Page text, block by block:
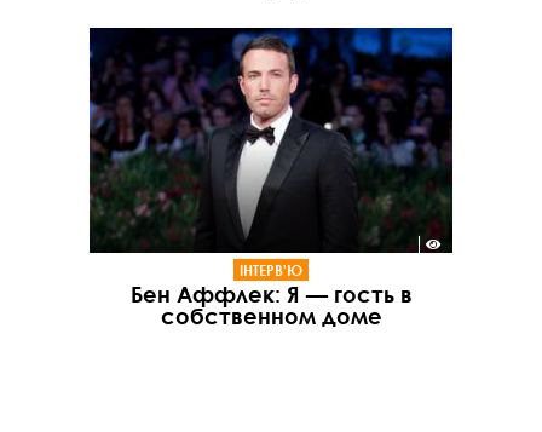
ІНТЕРВ'Ю
Бен Аффлек: Я — гость в
собственном доме